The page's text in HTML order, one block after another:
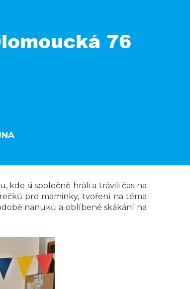
kde si společně hráli a trávili čas na
pro maminky, tvoření na téma
nanuků a oblíbené skákání na